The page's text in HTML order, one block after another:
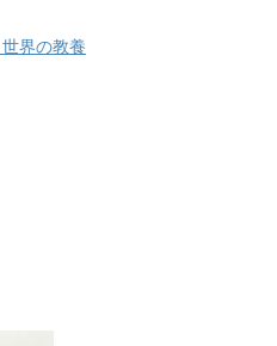
界の教養